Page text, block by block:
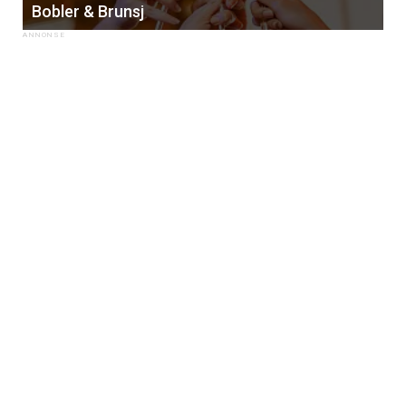
Bobler & Brunsj